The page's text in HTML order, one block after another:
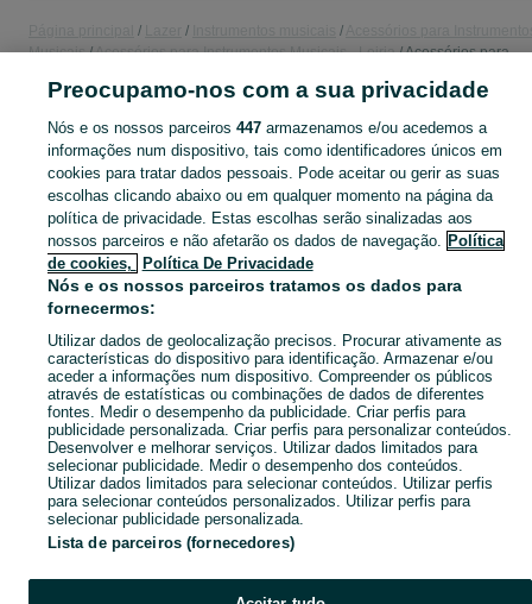
Musicais Acessórios para Instrumentos Musicais - Leiria Acessórios para
CATEGORIA
Navegue pelos últimos anúncios de Acessórios para Instrumentos Musicais em Pombal no OLX Portugal. Compre e venda produtos locais com facilidade e segurança. Mostrar
Mapa do site
Mapa das freguesias
Mapa de mini-sites
Pesquisas populares
Preocupamo-nos com a sua privacidade
Nós e os nossos parceiros 447armazenamos e/ou acedemos a
informações num dispositivo, tais como identificadores únicos em
cookies para tratar dados pessoais. Pode aceitar ou gerir as suas
escolhas clicando abaixo ou em qualquer momento na página da
política de privacidade. Estas escolhas serão sinalizadas aos
nossos parceiros e não afetarão os dados de navegação. Política
de cookies,
Política De Privacidade
Nós e os nossos parceiros tratamos os dados para
fornecermos:
Utilizar dados de geolocalização precisos. Procurar ativamente as
características do dispositivo para identificação. Armazenar e/ou
aceder a informações num dispositivo. Compreender os públicos
através de estatísticas ou combinações de dados de diferentes
fontes. Medir o desempenho da publicidade. Criar perfis para
publicidade personalizada. Criar perfis para personalizar conteúdos.
Desenvolver e melhorar serviços. Utilizar dados limitados para
selecionar publicidade. Medir o desempenho dos conteúdos.
Utilizar dados limitados para selecionar conteúdos. Utilizar perfis
para selecionar conteúdos personalizados. Utilizar perfis para
selecionar publicidade personalizada.
Lista de parceiros (fornecedores)